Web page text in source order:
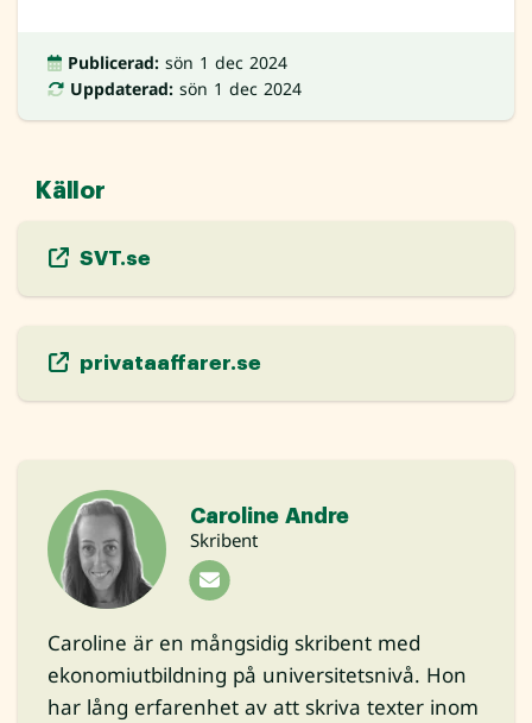
Publicerad: sön 1 dec 2024
Uppdaterad: sön 1 dec 2024
Källor
SVT.se
privataaffarer.se
Caroline Andre
Skribent
Caroline är en mångsidig skribent med
ekonomiutbildning på universitetsnivå. Hon
har lång erfarenhet av att skriva texter inom